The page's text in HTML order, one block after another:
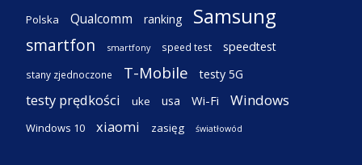
Polska Qualcomm ranking Samsung
smartfon smartfony speed test speedtest
stany zjednoczone T-Mobile testy 5G
testy prędkości uke usa Wi-Fi Windows
Windows 10 xiaomi zasięg światłowód